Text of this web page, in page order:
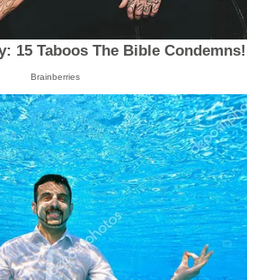
15 Taboos The Bible Condemns!
Brainberries